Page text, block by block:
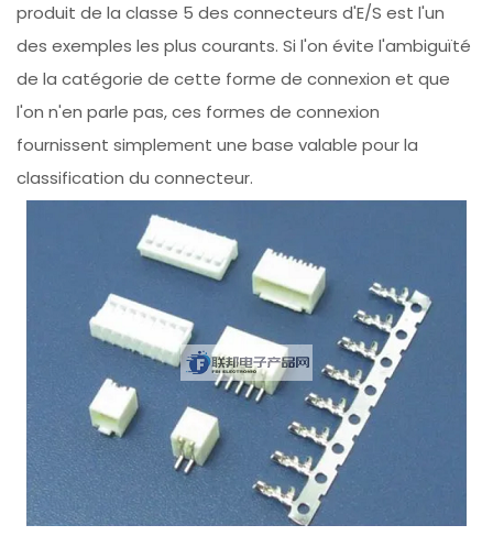
produit de la classe 5 des connecteurs d'E/S est l'un
des exemples les plus courants. Si l'on évite l'ambiguïté
de la catégorie de cette forme de connexion et que
l'on n'en parle pas, ces formes de connexion
fournissent simplement une base valable pour la
classification du connecteur.